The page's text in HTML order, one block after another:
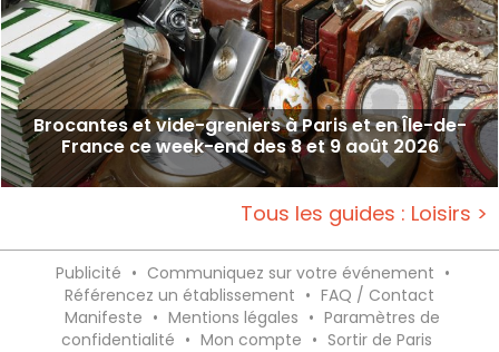
Brocantes et vide-greniers à Paris et en Île-de-
France ce week-end des 8 et 9 août 2026
Tous les guides : Loisirs >
Publicité • Communiquez sur votre événement •
Référencez un établissement • FAQ / Contact
Manifeste • Mentions légales • Paramètres de
confidentialité • Mon compte • Sortir de Paris